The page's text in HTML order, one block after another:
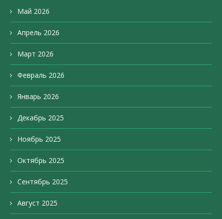
Май 2026
Апрель 2026
Март 2026
Февраль 2026
Январь 2026
Декабрь 2025
Ноябрь 2025
Октябрь 2025
Сентябрь 2025
Август 2025